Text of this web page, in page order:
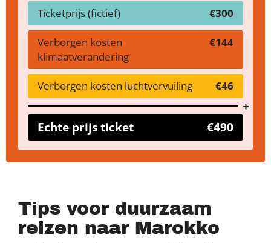
Ticketprijs (fictief) €300
Verborgen kosten
klimaatverandering
€144
Verborgen kosten luchtvervuiling €46
Echte prijs ticket €490
Tips voor duurzaam
reizen naar Marokko